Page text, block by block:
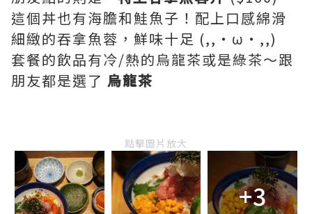
這個丼也有海膽和鮭魚子！配上口感綿滑
細緻的吞拿魚蓉，鮮味十足 (,,・ω・,,)
套餐的飲品有冷/熱的烏龍茶或是綠茶～跟
朋友都是選了 烏龍茶
點擊圖片放大
+3